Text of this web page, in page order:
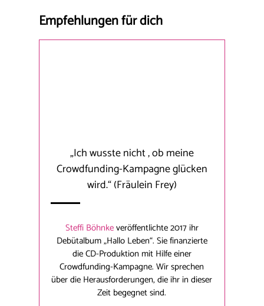
Empfehlungen für dich
„Ich wusste nicht , ob meine
Crowdfunding-Kampagne glücken
wird.“(Fräulein Frey)
Steffi Böhnkeveröffentlichte 2017 ihr
Debütalbum „Hallo Leben“. Sie finanzierte
die CD-Produktion mit Hilfe einer
Crowdfunding-Kampagne. Wir sprechen
über die Herausforderungen, die ihr in dieser
Zeit begegnet sind.